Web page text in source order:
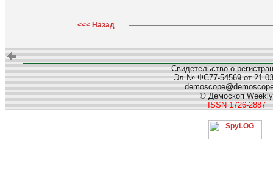
<<< Назад
Свидетельство о
Эл № ФС77-54569 от
© Демоскоп Weekly
ISSN 1726-2887